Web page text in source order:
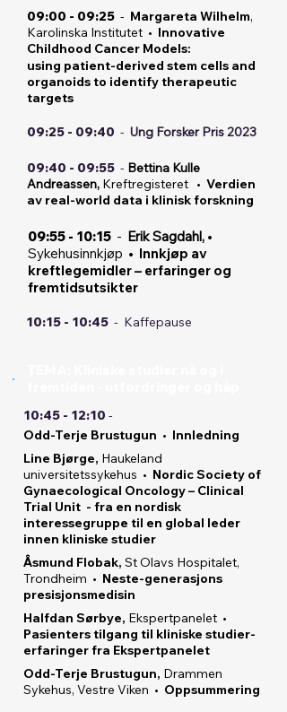
09:00 - 09:25 - Margareta Wilhelm,
Karolinska Institutet • Innovative
Childhood Cancer Models:
using patient-derived stem cells and
organoids to identify therapeutic
targets
09:25 - 09:40 - Ung Forsker Pris 2023
09:40 - 09:55 - Bettina Kulle
Andreassen, Kreftregisteret • Verdien
av real-world data i klinisk forskning
09:55 - 10:15 - Erik Sagdahl, •
Sykehusinnkjøp • Innkjøp av
kreftlegemidler – erfaringer og
fremtidsutsikter
10:15 - 10:45 - Kaffepause
10:45 - 12:10 -
Odd-Terje Brustugun • Innledning
Line Bjørge, Haukeland
universitetssykehus • Nordic Society of
Gynaecological Oncology – Clinical
Trial Unit - fra en nordisk
interessegruppe til en global leder
innen kliniske studier
Åsmund Flobak, St Olavs Hospitalet,
Trondheim • Neste-generasjons
presisjonsmedisin
Halfdan Sørbye, Ekspertpanelet •
Pasienters tilgang til kliniske studier-
erfaringer fra Ekspertpanelet
Odd-Terje Brustugun, Drammen
Sykehus, Vestre Viken • Oppsummering